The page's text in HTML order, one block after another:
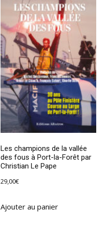
Les champions de la vallée
des fous à Port-la-Forêt par
Christian Le Pape
29,00€
Ajouter au panier